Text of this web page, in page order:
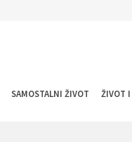
SAMOSTALNI ŽIVOT ŽIVOT I